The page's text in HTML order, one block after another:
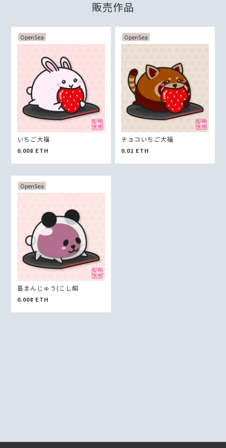
販売作品
OpenSea
いちご大福
0.008 ETH
OpenSea
チョコいちご大福
0.01 ETH
OpenSea
葛まんじゅう(こし餡
0.008 ETH